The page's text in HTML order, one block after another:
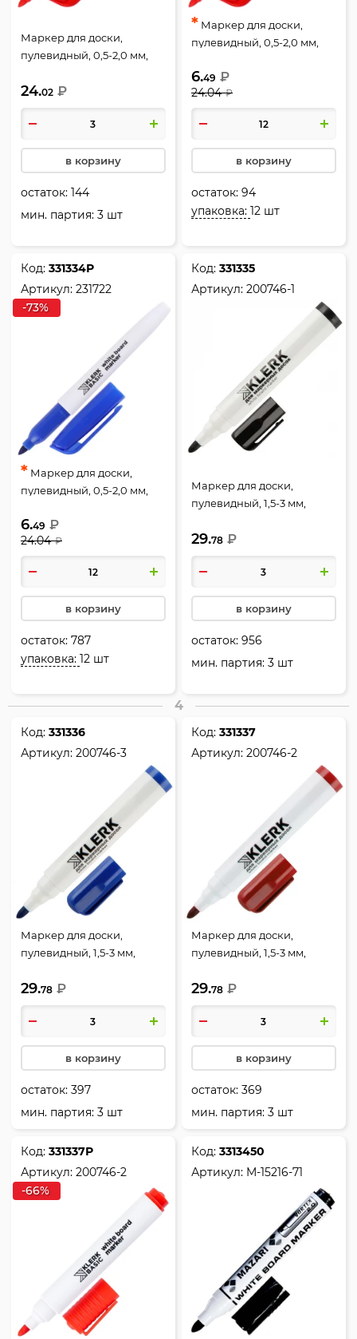
Маркер для доски,
пулевидный, 0,5-2,0 мм,
KLERK, 231721
24.02 ₽
в корзину
остаток:144
мин. партия: 3 шт
* Маркер для доски,
пулевидный, 0,5-2,0 мм,
KLERK, 231721
6.49 ₽
24.04 ₽
в корзину
остаток:94
упаковка:12 шт
Код:331334Р
Артикул:231722
-73%
* Маркер для доски,
пулевидный, 0,5-2,0 мм,
KLERK, 231722
6.49 ₽
24.04 ₽
в корзину
остаток:787
упаковка:12 шт
Код:331335
Артикул:200746-1
Маркер для доски,
пулевидный, 1,5-3 мм,
KLERK, 200746-1
29.78 ₽
в корзину
остаток:956
мин. партия: 3 шт
4
Код:331336
Артикул:200746-3
Маркер для доски,
пулевидный, 1,5-3 мм,
KLERK, 200746-3
29.78 ₽
в корзину
остаток:397
мин. партия: 3 шт
Код:331337
Артикул:200746-2
Маркер для доски,
пулевидный, 1,5-3 мм,
KLERK, 200746-2
29.78 ₽
в корзину
остаток:369
мин. партия: 3 шт
Код:331337Р
Артикул:200746-2
-66%
Код:3313450
Артикул: M-15216-71